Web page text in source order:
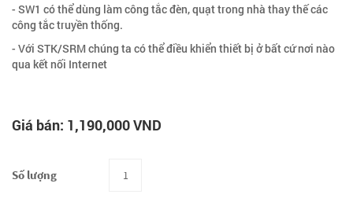
- SW1 có thể dùng làm công tắc đèn, quạt trong nhà thay thế các
công tắc truyền thống.
- Với STK/SRM chúng ta có thể điều khiển thiết bị ở bất cứ nơi nào
qua kết nối Internet
Giá bán: 1,190,000 VND
Số lượng